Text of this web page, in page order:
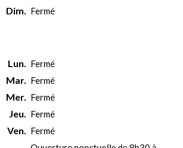
Dim. Fermé
Lun. Fermé
Mar. Fermé
Mer. Fermé
Jeu. Fermé
Ven. Fermé